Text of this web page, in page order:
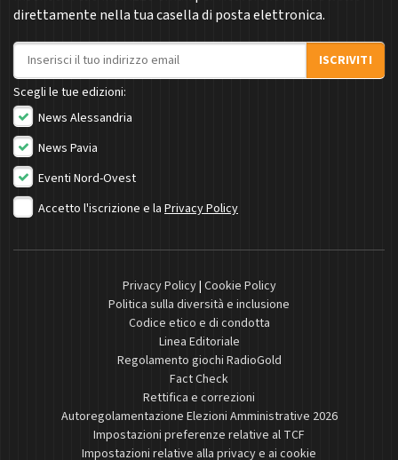
direttamente nella tua casella di posta elettronica.
Indirizzo email
ISCRIVITI
Scegli le tue edizioni:
News Alessandria
News Pavia
Eventi Nord-Ovest
Accetto l'iscrizione e la Privacy Policy
Privacy Policy| Cookie Policy
Politica sulla diversità e inclusione
Codice etico e di condotta
Linea Editoriale
Regolamento giochi RadioGold
Fact Check
Rettifica e correzioni
Autoregolamentazione Elezioni Amministrative 2026
Impostazioni preferenze relative al TCF
Impostazioni relative alla privacy e ai cookie